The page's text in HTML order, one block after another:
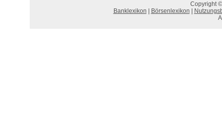
Copyright
Banklexikon
Börsenlexikon